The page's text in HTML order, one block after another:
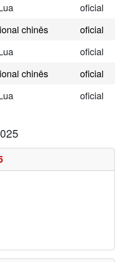
oficial
chinês
oficial
oficial
chinês
oficial
oficial